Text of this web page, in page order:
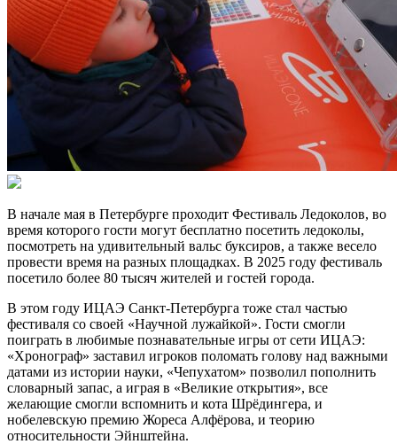
В начале мая в Петербурге проходит Фестиваль Ледоколов, во
время которого гости могут бесплатно посетить ледоколы,
посмотреть на удивительный вальс буксиров, а также весело
провести время на разных площадках. В 2025 году фестиваль
посетило более 80 тысяч жителей и гостей города.
В этом году ИЦАЭ Санкт-Петербурга тоже стал частью
фестиваля со своей «Научной лужайкой». Гости смогли
поиграть в любимые познавательные игры от сети ИЦАЭ:
«Хронограф» заставил игроков поломать голову над важными
датами из истории науки, «Чепухатом» позволил пополнить
словарный запас, а играя в «Великие открытия», все
желающие смогли вспомнить и кота Шрёдингера, и
нобелевскую премию Жореса Алфёрова, и теорию
относительности Эйнштейна.